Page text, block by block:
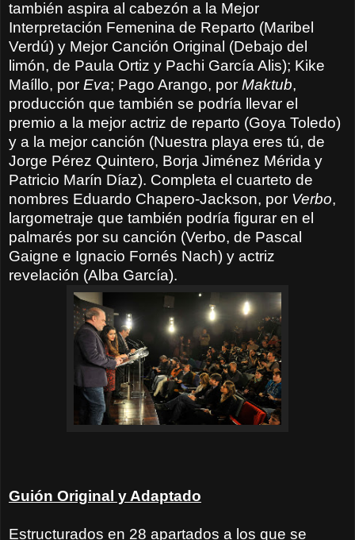
también aspira al cabezón a la Mejor
Interpretación Femenina de Reparto (Maribel
Verdú) y Mejor Canción Original (Debajo del
limón, de Paula Ortiz y Pachi García Alis); Kike
Maíllo, por Eva; Pago Arango, por Maktub,
producción que también se podría llevar el
premio a la mejor actriz de reparto (Goya Toledo)
y a la mejor canción (Nuestra playa eres tú, de
Jorge Pérez Quintero, Borja Jiménez Mérida y
Patricio Marín Díaz). Completa el cuarteto de
nombres Eduardo Chapero-Jackson, por Verbo,
largometraje que también podría figurar en el
palmarés por su canción (Verbo, de Pascal
Gaigne e Ignacio Fornés Nach) y actriz
revelación (Alba García).
Guión Original y Adaptado
Estructurados en 28 apartados a los que se